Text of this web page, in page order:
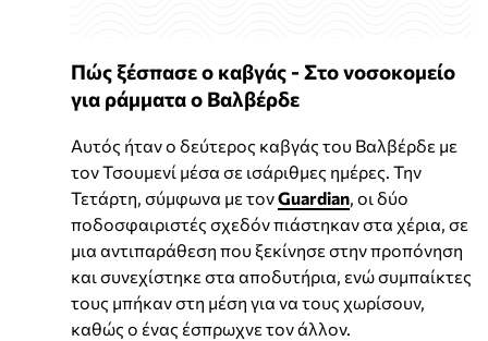
Πώς ξέσπασε ο καβγάς - Στο νοσοκομείο
για ράμματα ο Βαλβέρδε
Αυτός ήταν ο δεύτερος καβγάς του Βαλβέρδε με
τον Τσουμενί μέσα σε ισάριθμες ημέρες. Την
Τετάρτη, σύμφωνα με τονGuardian, οι δύο
ποδοσφαιριστές σχεδόν πιάστηκαν στα χέρια, σε
μια αντιπαράθεση που ξεκίνησε στην προπόνηση
και συνεχίστηκε στα αποδυτήρια, ενώ συμπαίκτες
τους μπήκαν στη μέση για να τους χωρίσουν,
καθώς ο ένας έσπρωχνε τον άλλον.